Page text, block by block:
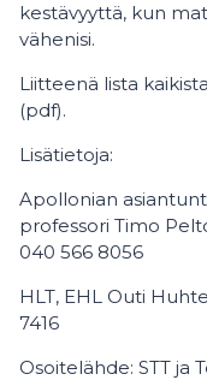
kestävyyttä, kun
vähenisi.
Liitteenä lista
(pdf).
Lisätietoja:
Apollonian
professori Timo
040 566 8056
HLT, EHL Outi
7416
Osoitelähde: STT ja